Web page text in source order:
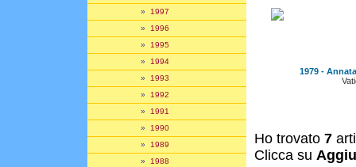
» 1997
» 1996
» 1995
» 1994
» 1993
» 1992
» 1991
» 1990
» 1989
» 1988
1979 -
Ho trovato 7
Clicca su